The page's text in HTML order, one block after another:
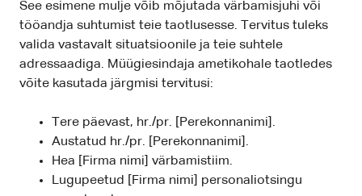
See esimene mulje võib mõjutada värbamisjuhi või
tööandja suhtumist teie taotlusesse. Tervitus tuleks
valida vastavalt situatsioonile ja teie suhtele
adressaadiga. Müügiesindaja ametikohale taotledes
võite kasutada järgmisi tervitusi:
Tere päevast, hr./pr. [Perekonnanimi].
Austatud hr./pr. [Perekonnanimi].
Hea [Firma nimi] värbamistiim.
Lugupeetud [Firma nimi] personaliotsingu